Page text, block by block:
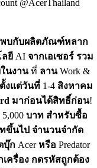
@AcerThailand
พบกับผลิตภัณฑ์หลาก
ยี AI จากเอเซอร์ รวม
นงานที่ ลานWork &
ตั้งแต่วันที่ 1-4 สิงหาคม
มาก่อนได้สิทธิ์ก่อน!
5,000 บาท สำหรับซื้อ
ขึ้นไป จำนวนจำกัด
บุ๊ก Acer หรือ Predator
ครื่อง กดรหัสถูกต้อง